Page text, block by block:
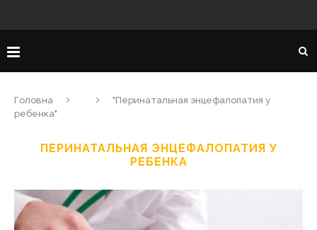
Головна
"Перинатальная энцефалопатия у
ребенка"
ПЕРИНАТАЛЬНАЯ ЭНЦЕФАЛОПАТИЯ У
РЕБЕНКА